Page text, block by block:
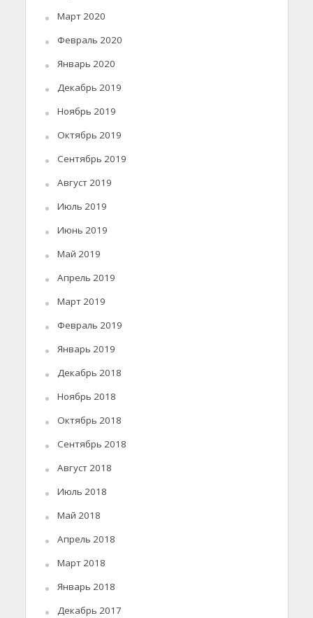
Март 2020
Февраль 2020
Январь 2020
Декабрь 2019
Ноябрь 2019
Октябрь 2019
Сентябрь 2019
Август 2019
Июль 2019
Июнь 2019
Май 2019
Апрель 2019
Март 2019
Февраль 2019
Январь 2019
Декабрь 2018
Ноябрь 2018
Октябрь 2018
Сентябрь 2018
Август 2018
Июль 2018
Май 2018
Апрель 2018
Март 2018
Январь 2018
Декабрь 2017